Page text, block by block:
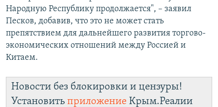
Народную Республику продолжается", – заявил
Песков, добавив, что это не может стать
препятствием для дальнейшего развития торгово-
экономических отношений между Россией и
Китаем.
Новости без блокировки и цензуры!
Установить приложение Крым.Реалии